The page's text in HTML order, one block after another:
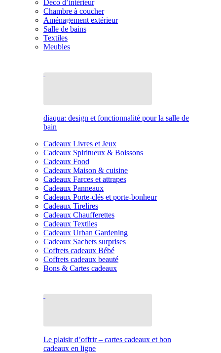
Déco d’intérieur
Chambre à coucher
Aménagement extérieur
Salle de bains
Textiles
Meubles
diaqua: design et fonctionnalité pour la salle de
bain
Cadeaux Livres et Jeux
Cadeaux Spiritueux & Boissons
Cadeaux Food
Cadeaux Maison & cuisine
Cadeaux Farces et attrapes
Cadeaux Panneaux
Cadeaux Porte-clés et porte-bonheur
Cadeaux Tirelires
Cadeaux Chaufferettes
Cadeaux Textiles
Cadeaux Urban Gardening
Cadeaux Sachets surprises
Coffrets cadeaux Bébé
Coffrets cadeaux beauté
Bons & Cartes cadeaux
Le plaisir d’offrir – cartes cadeaux et bon
cadeaux en ligne